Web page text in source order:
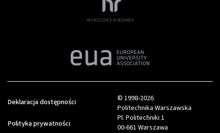
© 1998-2026
Politechnika Warszawska
Pl. Politechniki 1
00-661 Warszawa
Deklaracja dostępności
Polityka prywatności